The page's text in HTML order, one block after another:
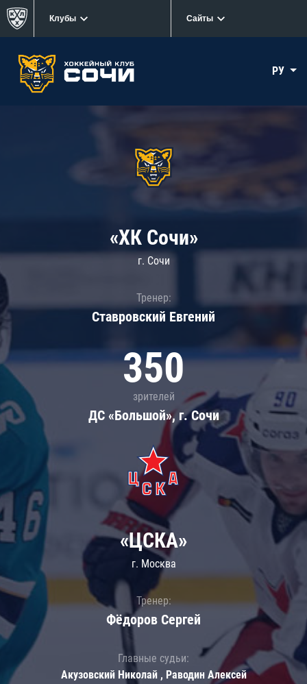
Клубы Сайты
РУ
«ХК Сочи»
г. Сочи
Тренер:
Ставровский Евгений
350
зрителей
ДС «Большой», г. Сочи
«ЦСКА»
г. Москва
Тренер:
Фёдоров Сергей
Главные судьи:
Акузовский Николай , Раводин Алексей